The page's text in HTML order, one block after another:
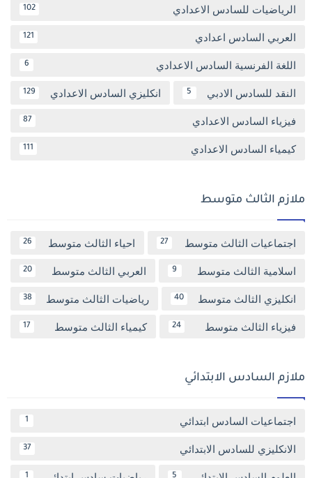
الرياضيات للسادس الاعدادي 102
العربي السادس اعدادي 121
اللغة الفرنسية السادس الاعدادي 6
النقد للسادس الادبي 5 انكليزي السادس الاعدادي 129
فيزياء السادس الاعدادي 87
كيمياء السادس الاعدادي 111
ملازم الثالث متوسط
اجتماعيات الثالث متوسط 27 احياء الثالث متوسط 26
اسلامية الثالث متوسط 9 العربي الثالث متوسط 20
انكليزي الثالث متوسط 40 رياضيات الثالث متوسط 38
فيزياء الثالث متوسط 24 كيمياء الثالث متوسط 17
ملازم السادس الابتدائي
اجتماعيات السادس ابتدائي 1
الانكليزي للسادس الابتدائي 37